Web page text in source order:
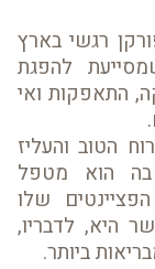
רגשי בארץ
להפגת
התאפקות ואי
הטוב והעליז
הוא מטפל
שלו
היא, לדבריו,
ביותר.